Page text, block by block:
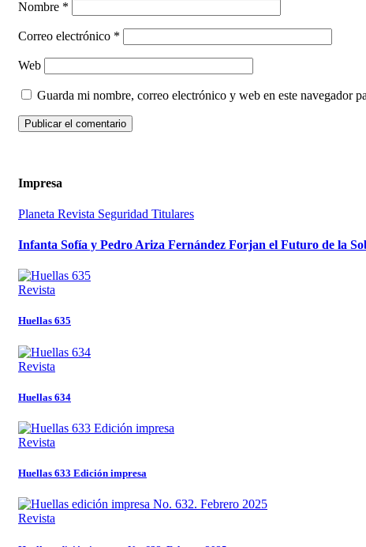
Nombre *
Correo electrónico *
Web
Guarda mi nombre, correo electrónico y web en este navegador
Impresa
Planeta Revista Seguridad Titulares
Infanta Sofía y Pedro Ariza Fernández Forjan el Futuro de la
Revista
Huellas 635
Revista
Huellas 634
Revista
Huellas 633 Edición impresa
Revista